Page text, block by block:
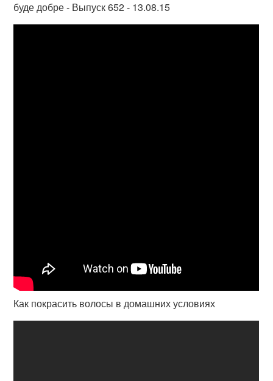
буде добре - Выпуск 652 - 13.08.15
Как покрасить волосы в домашних условиях